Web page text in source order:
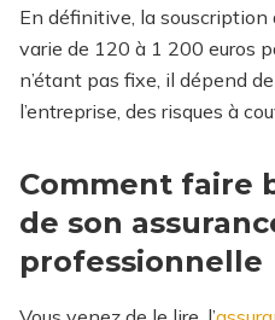
En définitive, la souscription
varie de 120 à 1 200 euros
n’étant pas fixe, il dépend
l’entreprise, des risques à
Comment faire
de son
professionnelle